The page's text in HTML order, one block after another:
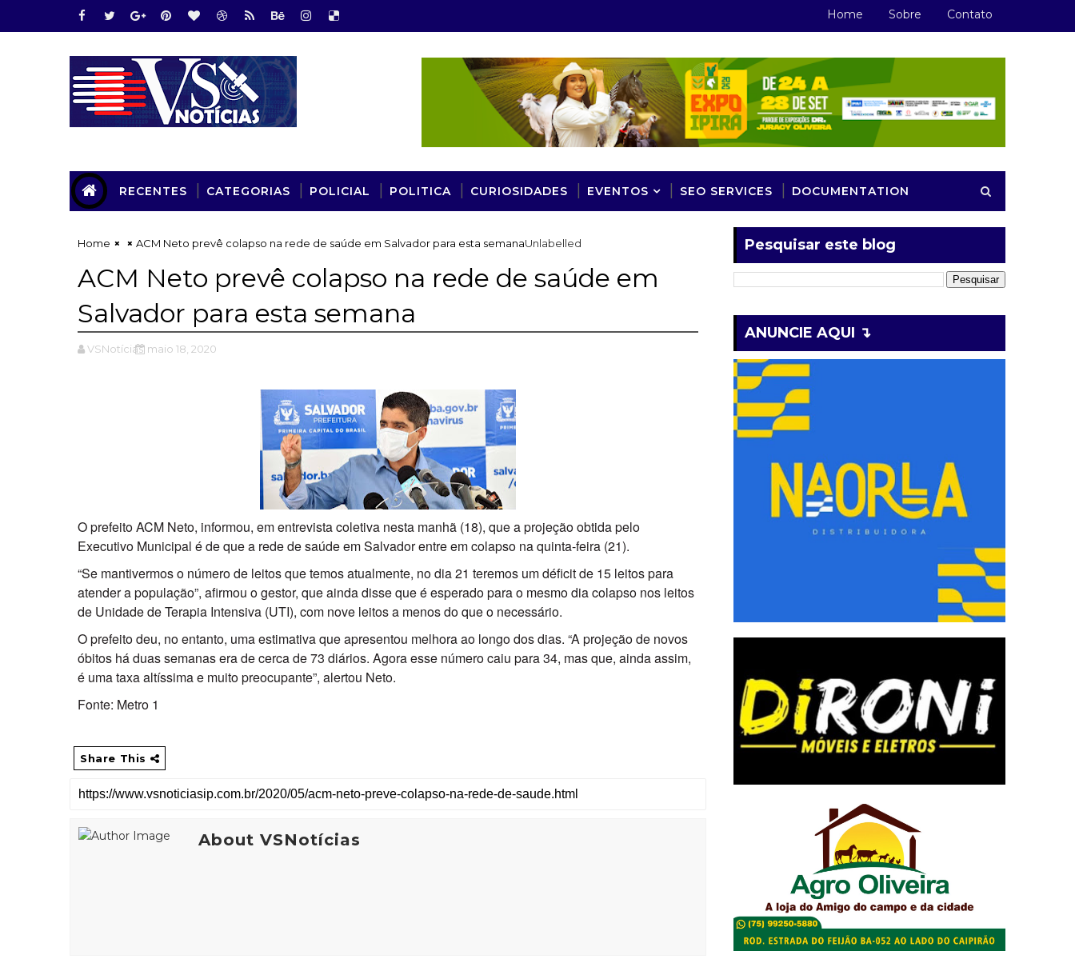
Home Sobre Contato
RECENTES CATEGORIAS POLICIAL POLITICA CURIOSIDADES EVENTOS SEO SERVICES DOCUMENTATION
Home Unlabelled
ACM Neto prevê colapso na rede de saúde em Salvador para esta semana
ACM Neto prevê colapso na rede de saúde em
Salvador para esta semana
VSNotícias maio 18, 2020
O prefeito ACM Neto, informou, em entrevista coletiva nesta manhã (18), que a projeção obtida pelo
Executivo Municipal é de que a rede de saúde em Salvador entre em colapso na quinta-feira (21).
“Se mantivermos o número de leitos que temos atualmente, no dia 21 teremos um déficit de 15 leitos para
atender a população”, afirmou o gestor, que ainda disse que é esperado para o mesmo dia colapso nos leitos
de Unidade de Terapia Intensiva (UTI), com nove leitos a menos do que o necessário.
O prefeito deu, no entanto, uma estimativa que apresentou melhora ao longo dos dias. “A projeção de novos
óbitos há duas semanas era de cerca de 73 diários. Agora esse número caiu para 34, mas que, ainda assim,
é uma taxa altíssima e muito preocupante”, alertou Neto.
Fonte: Metro 1
Share This
About VSNotícias
Pesquisar este blog
ANUNCIE AQUI ↴